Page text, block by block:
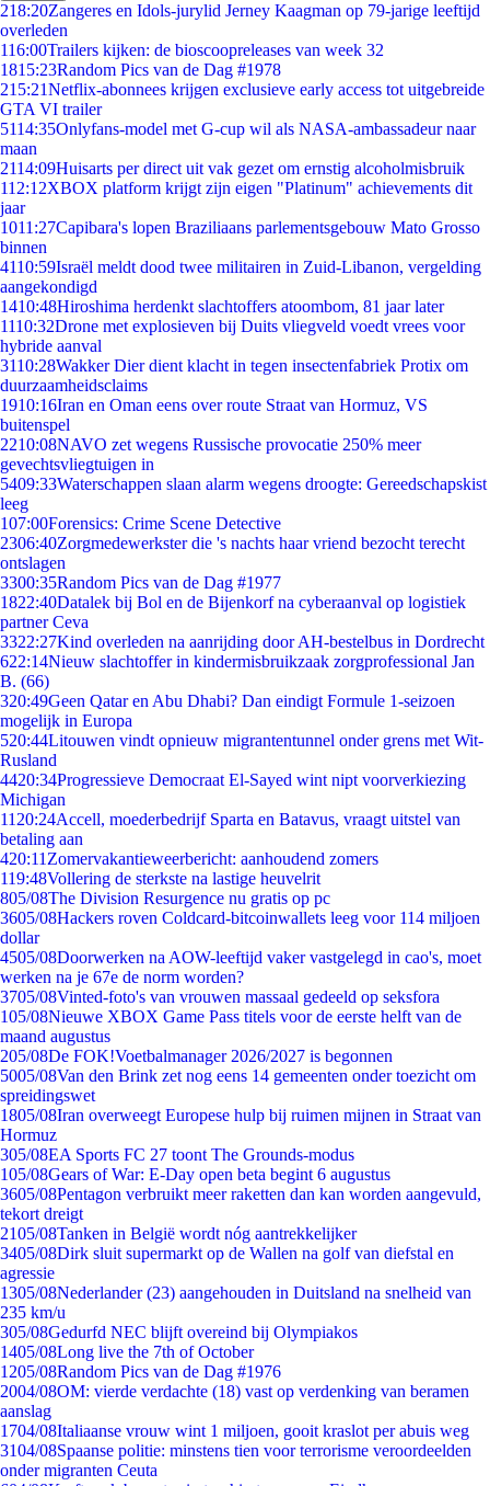
218:20Zangeres en Idols-jurylid Jerney Kaagman op 79-jarige leeftijd
overleden
116:00Trailers kijken: de bioscoopreleases van week 32
1815:23Random Pics van de Dag #1978
215:21Netflix-abonnees krijgen exclusieve early access tot uitgebreide
GTA VI trailer
5114:35Onlyfans-model met G-cup wil als NASA-ambassadeur naar
maan
2114:09Huisarts per direct uit vak gezet om ernstig alcoholmisbruik
112:12XBOX platform krijgt zijn eigen "Platinum" achievements dit
jaar
1011:27Capibara's lopen Braziliaans parlementsgebouw Mato Grosso
binnen
4110:59Israël meldt dood twee militairen in Zuid-Libanon, vergelding
aangekondigd
1410:48Hiroshima herdenkt slachtoffers atoombom, 81 jaar later
1110:32Drone met explosieven bij Duits vliegveld voedt vrees voor
hybride aanval
3110:28Wakker Dier dient klacht in tegen insectenfabriek Protix om
duurzaamheidsclaims
1910:16Iran en Oman eens over route Straat van Hormuz, VS
buitenspel
2210:08NAVO zet wegens Russische provocatie 250% meer
gevechtsvliegtuigen in
5409:33Waterschappen slaan alarm wegens droogte: Gereedschapskist
leeg
107:00Forensics: Crime Scene Detective
2306:40Zorgmedewerkster die 's nachts haar vriend bezocht terecht
ontslagen
3300:35Random Pics van de Dag #1977
1822:40Datalek bij Bol en de Bijenkorf na cyberaanval op logistiek
partner Ceva
3322:27Kind overleden na aanrijding door AH-bestelbus in Dordrecht
622:14Nieuw slachtoffer in kindermisbruikzaak zorgprofessional Jan
B. (66)
320:49Geen Qatar en Abu Dhabi? Dan eindigt Formule 1-seizoen
mogelijk in Europa
520:44Litouwen vindt opnieuw migrantentunnel onder grens met Wit-
Rusland
4420:34Progressieve Democraat El-Sayed wint nipt voorverkiezing
Michigan
11 20:24Accell, moederbedrijf Sparta en Batavus, vraagt uitstel van
betaling aan
420:11 Zomervakantieweerbericht: aanhoudend zomers
119:48Vollering de sterkste na lastige heuvelrit
805/08The Division Resurgence nu gratis op pc
3605/08Hackers roven Coldcard-bitcoinwallets leeg voor 114 miljoen
dollar
4505/08Doorwerken na AOW-leeftijd vaker vastgelegd in cao's, moet
werken na je 67e de norm worden?
3705/08Vinted-foto's van vrouwen massaal gedeeld op seksfora
105/08Nieuwe XBOX Game Pass titels voor de eerste helft van de
maand augustus
205/08De FOK!Voetbalmanager 2026/2027 is begonnen
5005/08Van den Brink zet nog eens 14 gemeenten onder toezicht om
spreidingswet
1805/08Iran overweegt Europese hulp bij ruimen mijnen in Straat van
Hormuz
305/08EA Sports FC 27 toont The Grounds-modus
105/08Gears of War: E-Day open beta begint 6 augustus
3605/08Pentagon verbruikt meer raketten dan kan worden aangevuld,
tekort dreigt
2105/08Tanken in België wordt nóg aantrekkelijker
3405/08Dirk sluit supermarkt op de Wallen na golf van diefstal en
agressie
1305/08Nederlander (23) aangehouden in Duitsland na snelheid van
235 km/u
305/08Gedurfd NEC blijft overeind bij Olympiakos
1405/08Long live the 7th of October
1205/08Random Pics van de Dag #1976
2004/08OM: vierde verdachte (18) vast op verdenking van beramen
aanslag
1704/08Italiaanse vrouw wint 1 miljoen, gooit kraslot per abuis weg
3104/08Spaanse politie: minstens tien voor terrorisme veroordeelden
onder migranten Ceuta